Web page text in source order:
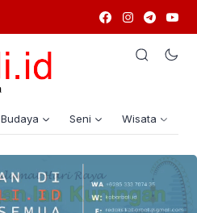
Budaya Seni Wisata